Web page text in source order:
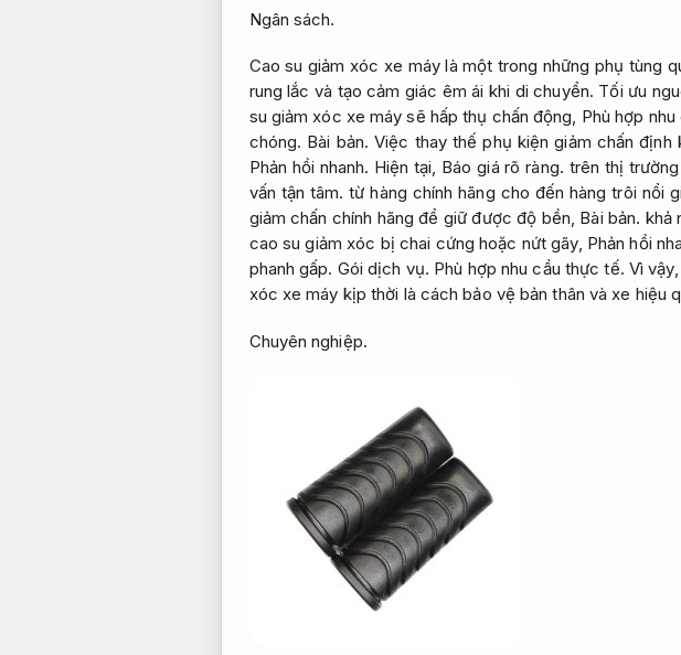
Ngân sách.
Cao su giảm xóc xe máy là một trong những phụ tùng
rung lắc và tạo cảm giác êm ái khi di chuyển. Tối ưu
su giảm xóc xe máy sẽ hấp thụ chấn động, Phù hợp
chóng. Bài bản. Việc thay thế phụ kiện giảm chấn
Phản hồi nhanh. Hiện tại, Báo giá rõ ràng. trên thị
vấn tận tâm. từ hàng chính hãng cho đến hàng trôi nổi
giảm chấn chính hãng để giữ được độ bền, Bài bản. khả
cao su giảm xóc bị chai cứng hoặc nứt gãy, Phản hồi
phanh gấp. Gói dịch vụ. Phù hợp nhu cầu thực tế. Vì vậy,
xóc xe máy kịp thời là cách bảo vệ bản thân và xe hiệu
Chuyên nghiệp.